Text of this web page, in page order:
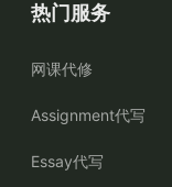
热门服务
网课代修
Assignment代写
Essay代写